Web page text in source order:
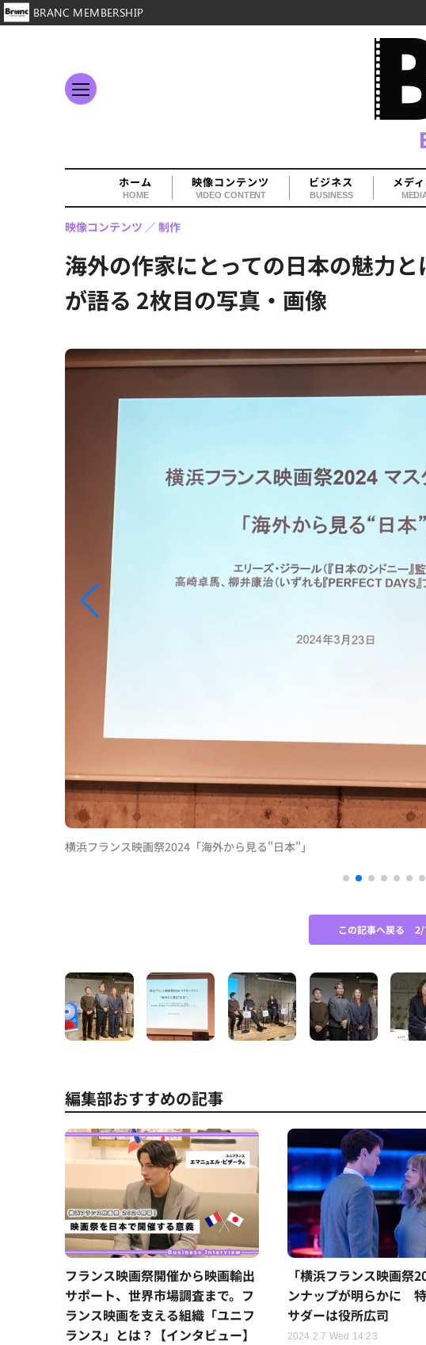
ホーム
HOME
映像コンテンツ
VIDEO CONTENT
ビジネス
BUSINESS
メデ
海外の作家にとっての日本の魅力
が語る 2枚目の写真・画像
映像コンテンツ 制作
横浜フランス映画祭2024「海外から見る"日本"」
この記事へ戻る 2/
編集部おすすめの記事
フランス映画祭開催から映画輸出
サポート、世界市場調査まで。フ
ランス映画を支える組織「ユニフ
ランス」とは？【インタビュー】
「横浜フランス映画祭
ンナップが明らかに
サダーは役所広司
2024.2.7 Wed 14:23
BRANC MEMBERSHIP